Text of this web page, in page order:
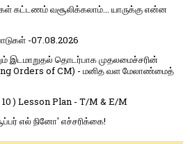
கட்டணம் வசூலிக்கலாம்... யாருக்கு என்ன
-07.08.2026
இடமாறுதல் தொடர்பாக முதலமைச்சரின்
Orders of CM) - மனித வள மேலாண்மைத்
10 ) Lesson Plan - T/M & E/M
எல் நினோ' எச்சரிக்கை!